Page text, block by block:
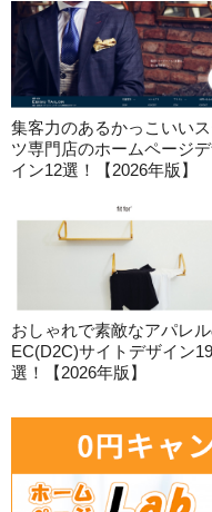
集客力のあるかっこいい
ツ専門店のホームページ
イン12選！【2026年版】
おしゃれで素敵なアパレ
EC(D2C)サイトデザイン19
選！【2026年版】